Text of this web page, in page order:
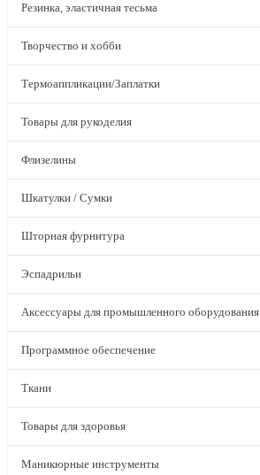
Резинка, эластичная тесьма
Творчество и хобби
Термоаппликации/Заплатки
Товары для рукоделия
Флизелины
Шкатулки / Сумки
Шторная фурнитура
Эспадрильи
Аксессуары для промышленного оборудования
Программное обеспечение
Ткани
Товары для здоровья
Маникюрные инструменты